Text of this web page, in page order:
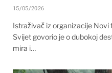
15/05/2026
Istraživač iz organizacije Novi
Svijet govorio je o dubokoj
mira i…